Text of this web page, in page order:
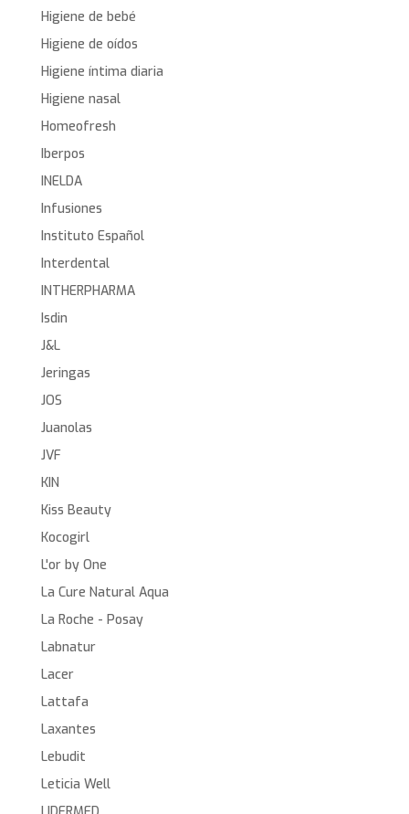
Higiene de bebé
Higiene de oídos
Higiene íntima diaria
Higiene nasal
Homeofresh
Iberpos
INELDA
Infusiones
Instituto Español
Interdental
INTHERPHARMA
Isdin
J&L
Jeringas
JOS
Juanolas
JVF
KIN
Kiss Beauty
Kocogirl
L'or by One
La Cure Natural Aqua
La Roche - Posay
Labnatur
Lacer
Lattafa
Laxantes
Lebudit
Leticia Well